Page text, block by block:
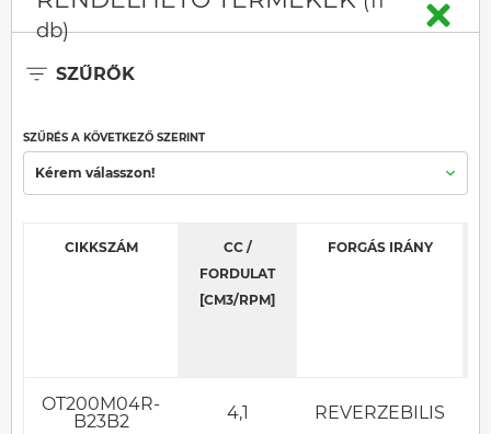
db)
SZŰRŐK
SZŰRÉS A KÖVETKEZŐ SZERINT
Kérem válasszon!
CIKKSZÁM
CC /
FORDULAT
[CM3/RPM]
FORGÁS IRÁNY
OT200M04R-
B23B2
4,1 REVERZEBILIS